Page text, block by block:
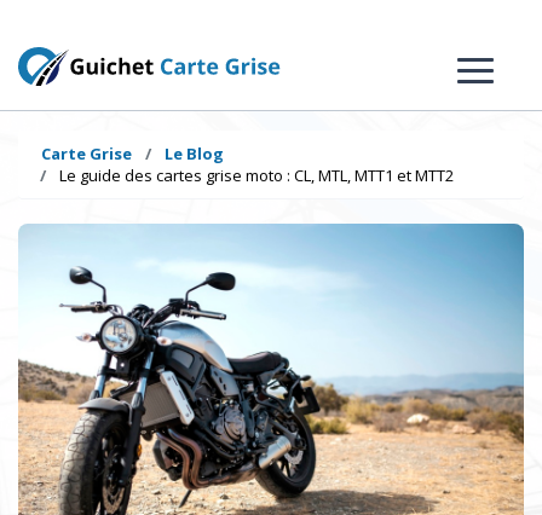
Carte Grise
Le Blog
Le guide des cartes grise moto : CL, MTL, MTT1 et MTT2